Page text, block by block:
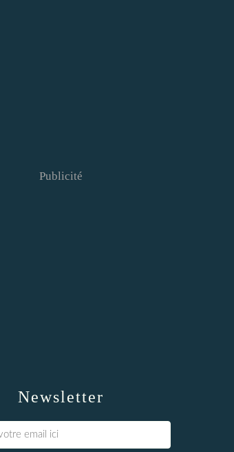
Newsletter
Publicité